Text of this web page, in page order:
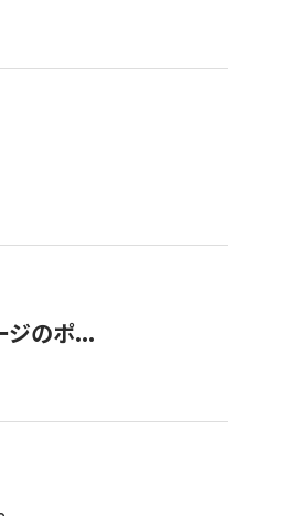
ジのポ...